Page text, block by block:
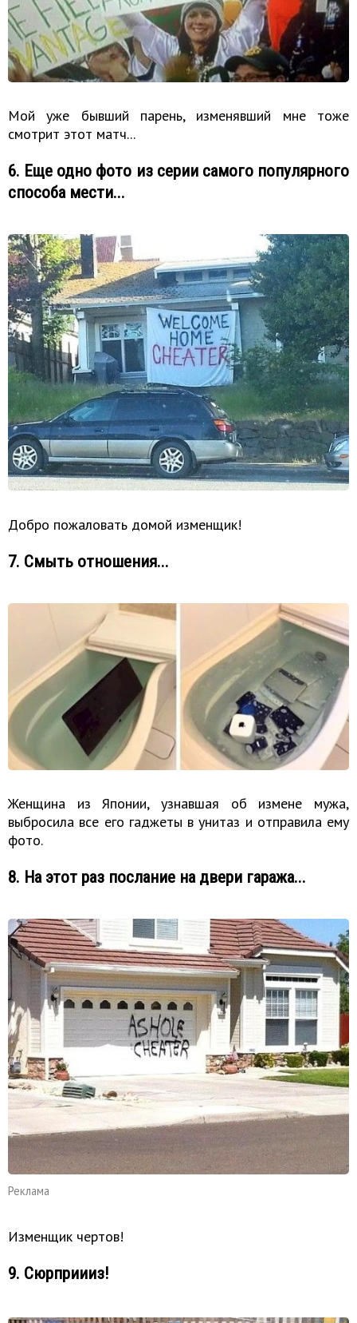
Мой уже бывший парень, изменявший мне тоже
смотрит этот матч...
6. Еще одно фото из серии самого популярного
способа мести...
Добро пожаловать домой изменщик!
7. Смыть отношения...
Женщина из Японии, узнавшая об измене мужа,
выбросила все его гаджеты в унитаз и отправила ему
фото.
8. На этот раз послание на двери гаража...
Реклама
Изменщик чертов!
9. Сюрприииз!